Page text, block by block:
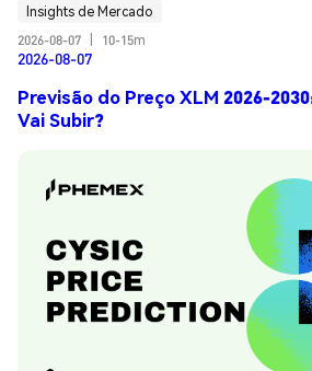
Insights de Mercado
2026-08-07
10-15m
2026-08-07
Previsão do Preço XLM 2026-
Vai Subir?